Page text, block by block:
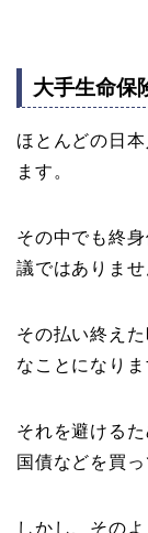
大手生命保
ほとんどの日
ます。
その中でも終
議ではありませ
その払い終え
なことになりま
それを避ける
国債などを買
しかし、その